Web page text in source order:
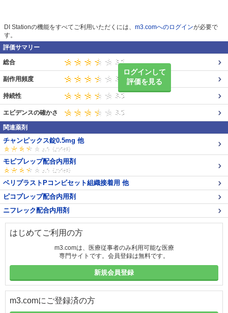
DI Stationの機能をすべてご利用いただくには、 m3.comへのログインが必要で
す。
評価サマリー
ログインして
評価を見る
総合
副作用頻度
持続性
エビデンスの確かさ
関連薬剤
チャンピックス錠0.5mg 他
モビプレップ配合内用剤
ベリプラストPコンビセット組織接着用 他
ピコプレップ配合内用剤
ニフレック配合内用剤
はじめてご利用の方
m3.comは、医療従事者のみ利用可能な医療
専門サイトです。会員登録は無料です。
新規会員登録
m3.comにご登録済の方